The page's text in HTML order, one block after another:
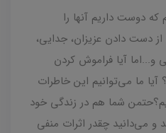
دوست داریم آنها را
دست دادن عزیزان، جدایی،
آیا فراموش کردن
ما می‌توانیم این خاطرات
شما هم در زندگی خود
و می‌دانید چقدر اثرات منفی